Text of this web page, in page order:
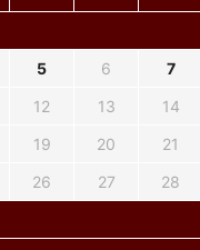
5 6 7
12 13 14
19 20 21
26 27 28